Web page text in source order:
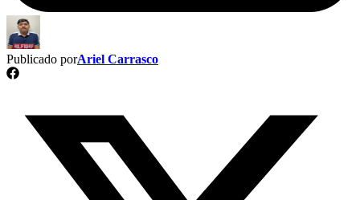
Publicado porAriel Carrasco